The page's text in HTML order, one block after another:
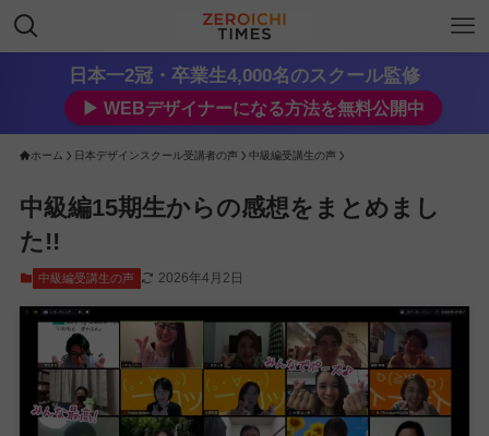
日本一2冠・卒業生4,000名のスクール監修
▶︎ WEBデザイナーになる方法を無料公開中
ホーム 日本デザインスクール受講者の声 中級編受講生の声
中級編15期生からの感想をまとめまし
た!!
中級編受講生の声 2026年4月2日